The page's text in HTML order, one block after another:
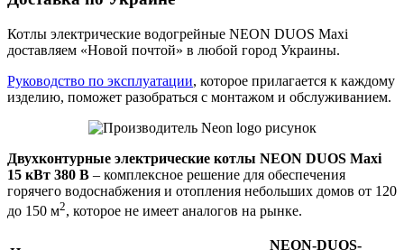
Котлы электрические водогрейные NEON DUOS Maxi
доставляем «Новой почтой» в любой город Украины.
Руководство по эксплуатации, которое прилагается к каждому
изделию, поможет разобраться с монтажом и обслуживанием.
Двухконтурные электрические котлы NEON DUOS Maxi
15 кВт 380 В – комплексное решение для обеспечения
горячего водоснабжения и отопления небольших домов от 120
до 150 м2, которое не имеет аналогов на рынке.
NEON-DUOS-